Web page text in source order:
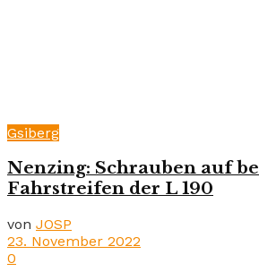
Gsiberg
Nenzing: Schrauben auf
Fahrstreifen der L 190
von JOSP
23. November 2022
0